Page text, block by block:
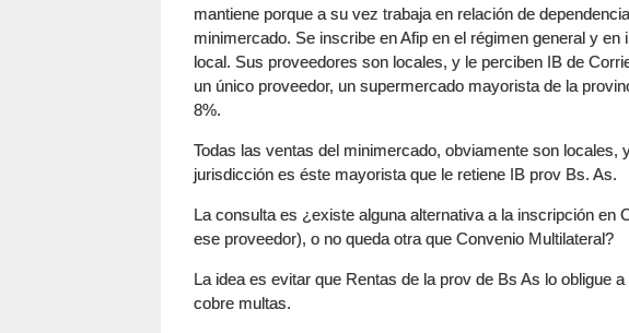
mantiene porque a su vez trabaja en relación de
minimercado. Se inscribe en Afip en el régimen general y
local. Sus proveedores son locales, y le perciben IB de
un único proveedor, un supermercado mayorista de la
8%.
Todas las ventas del minimercado, obviamente son locales,
jurisdicción es éste mayorista que le retiene IB prov Bs. As.
La consulta es ¿existe alguna alternativa a la inscripción en
ese proveedor), o no queda otra que Convenio Multilateral?
La idea es evitar que Rentas de la prov de Bs As lo obligue
cobre multas.